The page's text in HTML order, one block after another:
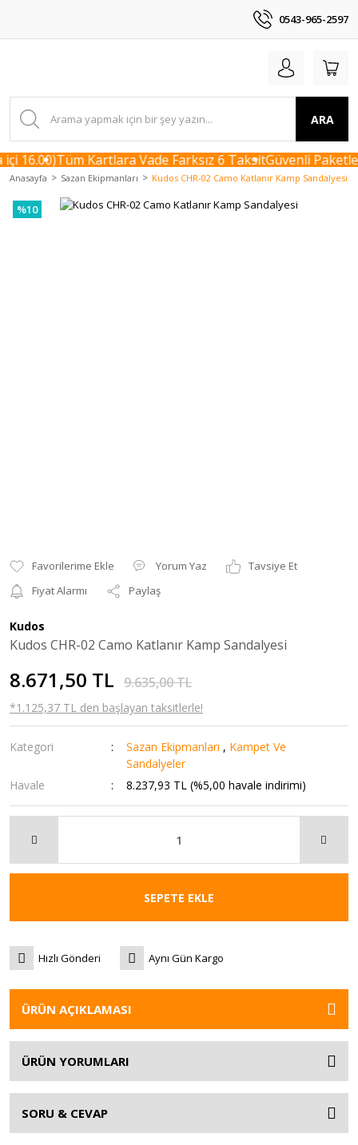
0543-965-2597
ARA
16.00)Tüm Kartlara Vade Farksız 6 TaksitGüvenli
Anasayfa Sazan Ekipmanları Kudos CHR-02 Camo Katlanır Kamp Sandalyesi
%10
Yorum Yaz
Tavsiye Et
Fiyat Alarmı
Paylaş
Kudos
Kudos CHR-02 Camo Katlanır Kamp Sandalyesi
8.671,50 TL 9.635,00 TL
*1.125,37 TL den başlayan taksitlerle!
Kategori Sazan Ekipmanları , Kampet Ve
Sandalyeler
Havale
8.237,93 TL (%5,00 havale indirimi)
SEPETE EKLE
Hızlı Gönderi Aynı Gün Kargo
ÜRÜN AÇIKLAMASI
ÜRÜN YORUMLARI
SORU & CEVAP